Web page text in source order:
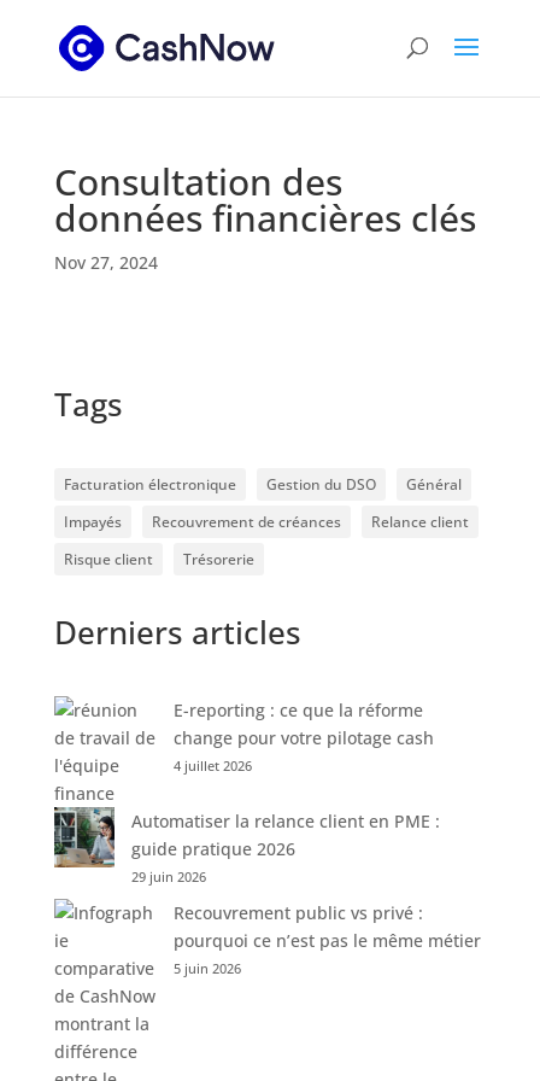
Consultation des
données financières clés
Nov 27, 2024
Tags
Facturation électronique Gestion du DSO
Général
Impayés
Recouvrement de créances
Relance client
Risque client
Trésorerie
Derniers articles
E-reporting : ce que la réforme
change pour votre pilotage cash
4 juillet 2026
Automatiser la relance client en PME :
guide pratique 2026
29 juin 2026
Recouvrement public vs privé :
pourquoi ce n’est pas le même métier
5 juin 2026